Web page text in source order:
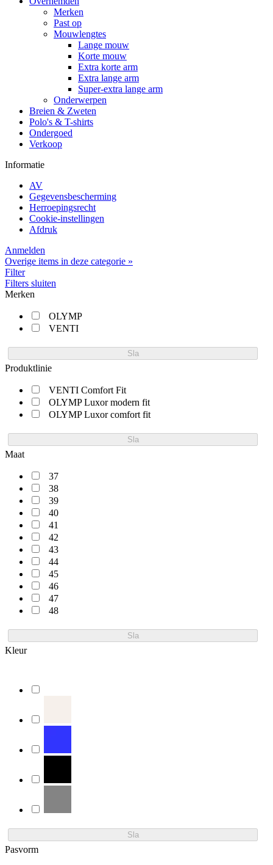
Merken
Past op
Mouwlengtes
Lange mouw
Korte mouw
Extra korte arm
Extra lange arm
Super-extra lange arm
Onderwerpen
Breien & Zweten
Polo's & T-shirts
Ondergoed
Verkoop
Informatie
AV
Gegevensbescherming
Herroepingsrecht
Cookie-instellingen
Afdruk
Anmelden
Overige items in deze categorie »
Filter
Filters sluiten
Merken
OLYMP
VENTI
Sla
Produktlinie
VENTI Comfort Fit
OLYMP Luxor modern fit
OLYMP Luxor comfort fit
Sla
Maat
37
38
39
40
41
42
43
44
45
46
47
48
Sla
Kleur
Sla
Pasvorm